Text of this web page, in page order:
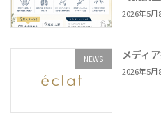
2026年5月
NEWS メディ
2026年5月